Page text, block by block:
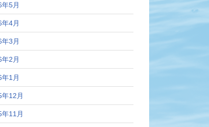
5月
4月
3月
2月
1月
年12月
年11月